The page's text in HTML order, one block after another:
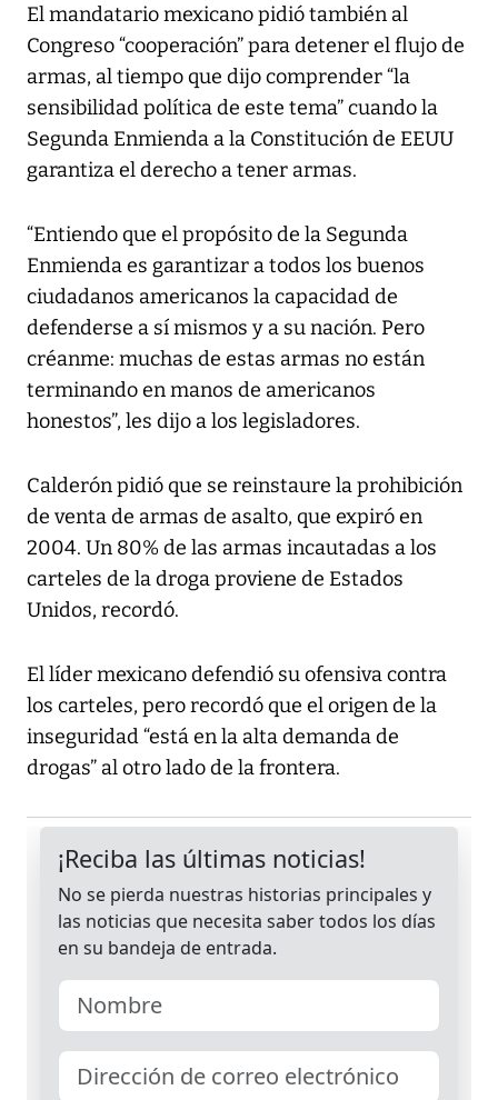
El mandatario mexicano pidió también al
Congreso “cooperación” para detener el flujo de
armas, al tiempo que dijo comprender “la
sensibilidad política de este tema” cuando la
Segunda Enmienda a la Constitución de EEUU
garantiza el derecho a tener armas.
“Entiendo que el propósito de la Segunda
Enmienda es garantizar a todos los buenos
ciudadanos americanos la capacidad de
defenderse a sí mismos y a su nación. Pero
créanme: muchas de estas armas no están
terminando en manos de americanos
honestos”, les dijo a los legisladores.
Calderón pidió que se reinstaure la prohibición
de venta de armas de asalto, que expiró en
2004. Un 80% de las armas incautadas a los
carteles de la droga proviene de Estados
Unidos, recordó.
El líder mexicano defendió su ofensiva contra
los carteles, pero recordó que el origen de la
inseguridad “está en la alta demanda de
drogas” al otro lado de la frontera.